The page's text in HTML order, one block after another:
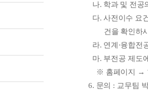
나. 학과 및 전공
다.사전이수 요
건을 확인하
라. 연계 ·융합전
마. 부전공 제도
※ 홈페이지 →
6. 문의 : 교무팀